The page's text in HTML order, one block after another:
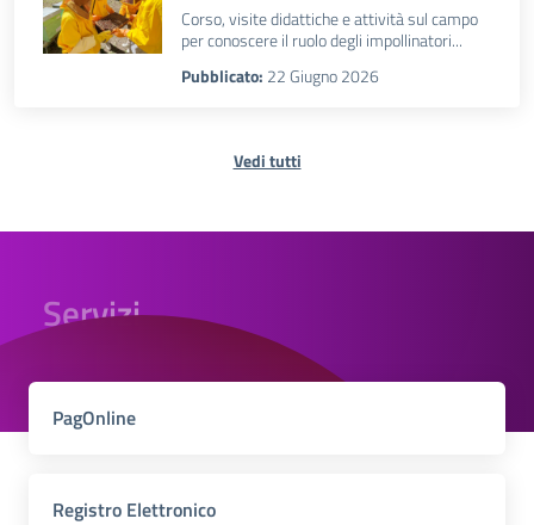
Corso, visite didattiche e attività sul campo
per conoscere il ruolo degli impollinatori...
Pubblicato: 22 Giugno 2026
Vedi tutti
Servizi
PagOnline
Registro Elettronico